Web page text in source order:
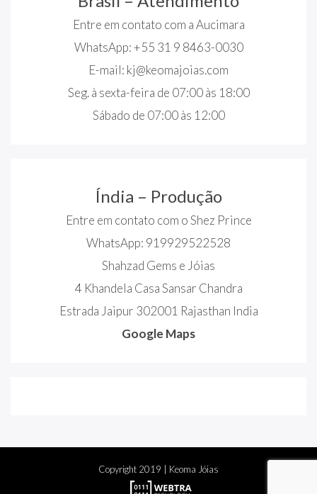
Entre em contato com a Aucimara
WhatsApp: +55 31 9 8463-0030
E-mail: kj@keomajoias.com
Seg. à sexta-feira de 07:00 às 18:00
Sábado de 07:00 às 12:00
Índia – Produção
Entre em contato com o Shez Prince
WhatsApp: 919929522528
Shahzad Gems e Jóias
4 Khandela Casa Sansar Chandra
Estrada Jaipur 302001 Rajasthan India
Google Maps
Copyright 2019 | Keoma Jóias